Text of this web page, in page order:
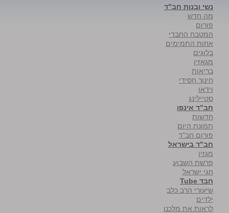
נשי ובנות חב"ד
מה חדש
פורום
המטבח החבדי
אחות התמימים
בלוגים
מגאזין
בריאות
חינוך חסידי
וידאו
סטיילינג
חב"ד אינפו
חדשות
תמונת היום
פורום חב"ד
חב"ד בישראל
מגזין
פרשת השבוע
חגי ישראל
חבד Tube
שיעורי הרב כלב
ילדים
לראות את מלכנו